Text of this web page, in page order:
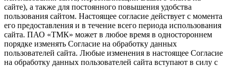
сайте), а также для постоянного повышения удобства
пользования сайтом. Настоящее согласие действует с момента
его предоставления и в течение всего периода использования
сайта. ПАО «ТМК» может в любое время в одностороннем
порядке изменять Согласие на обработку данных
пользователей сайта. Любые изменения в настоящее Согласие
на обработку данных пользователей сайта вступают в силу с